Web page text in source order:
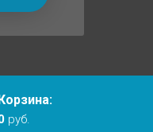
руб.